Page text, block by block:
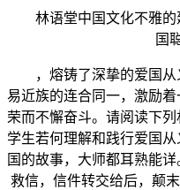
林语堂中国文化不雅的
国
，熔铸了深挚的爱国从
易近族的连合同一，激励
荣而不懈奋斗。请阅读下
学生若何理解和践行爱国
国的故事，大师都耳熟能
救信，信件转交给后，颠